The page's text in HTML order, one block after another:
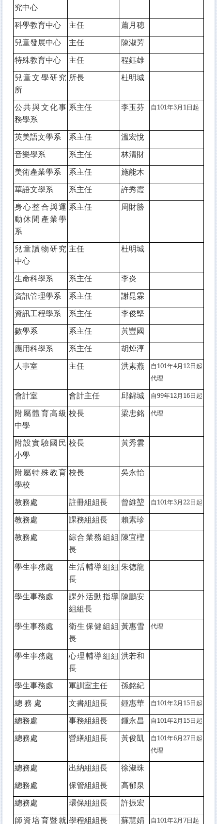
究中心
科學教育中心 主任
蕭月穗
兒童發展中心
主任
陳淑芳
特殊教育中心
主任
程鈺雄
兒童文學研究
所
所長 杜明城
公共與文化事
務學系
系主任 李玉芬 自101年3月1日起
英美語文學系 系主任
溫宏悅
音樂學系
系主任
林清財
美術產業學系
系主任 施能木
華語文學系 系主任
許秀霞
身心整合與運
動休閒產業學
系
系主任 周財勝
兒童讀物研究
中心
主任 杜明城
生命科學系 系主任
李炎
資訊管理學系
系主任 謝昆霖
資訊工程學系 系主任
李俊堅
數學系
系主任
黃豐國
應用科學系
系主任
胡焯淳
人事室
主任 洪素燕
自101年4月12日起
代理
會計室 會計主任 邱錦城 自99年12月16日起
附屬體育高級
中學
校長 梁忠銘 代理
附設實驗國民
小學
校長 黃秀雲
附屬特殊教育
學校
校長 吳永怡
教務處 註冊組組長 曾維堃 自101年3月22日起
教務處 課務組組長
賴素珍
教務處
綜合業務組組
長
陳宜檉
學生事務處
生活輔導組組
長
朱德龍
學生事務處
課外活動指導
組組長
陳鵬安
學生事務處
衛生保健組組
長
黃惠雪 代理
學生事務處
心理輔導組組
長
洪若和
學生事務處 軍訓室主任
孫銘紀
總 務 處
文書組組長 鍾惠華 自101年2月15日起
總務處 事務組組長 鍾永昌 自101年2月15日起
總務處 營繕組組長 黃俊凱
自101年6月27日起
代理
總務處 出納組組長
徐淑珠
總務處
保管組組長
高郁泉
總務處
環保組組長
許振宏
師資培育暨就 學程組組長 蘇慧娟 自101年2月7日起